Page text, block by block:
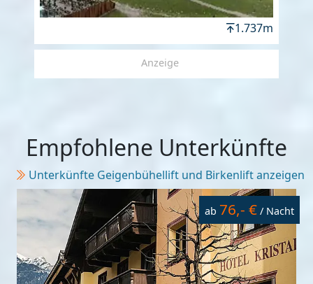
1.737m
Anzeige
Empfohlene Unterkünfte
Unterkünfte Geigenbühellift und Birkenlift anzeigen
ab 76,- € / Nacht